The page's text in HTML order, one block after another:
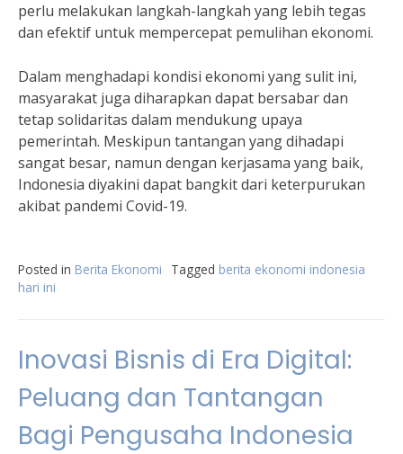
perlu melakukan langkah-langkah yang lebih tegas
dan efektif untuk mempercepat pemulihan ekonomi.
Dalam menghadapi kondisi ekonomi yang sulit ini,
masyarakat juga diharapkan dapat bersabar dan
tetap solidaritas dalam mendukung upaya
pemerintah. Meskipun tantangan yang dihadapi
sangat besar, namun dengan kerjasama yang baik,
Indonesia diyakini dapat bangkit dari keterpurukan
akibat pandemi Covid-19.
Posted in Berita Ekonomi Tagged berita ekonomi indonesia
hari ini
Inovasi Bisnis di Era Digital:
Peluang dan Tantangan
Bagi Pengusaha Indonesia